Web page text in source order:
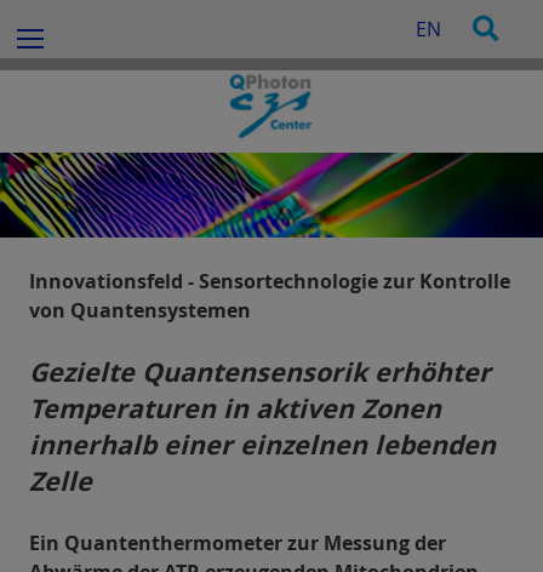
m
h
a
t
EN
u
n
h
:
Innovationsfeld - Sensortechnologie zur Kontrolle
von Quantensystemen
Gezielte Quantensensorik erhöhter
Temperaturen in aktiven Zonen
innerhalb einer einzelnen lebenden
Zelle
Ein Quantenthermometer zur Messung der